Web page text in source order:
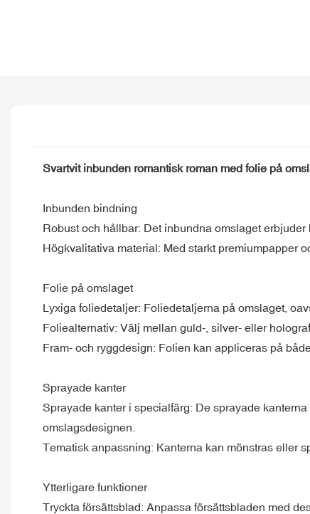
Svartvit inbunden romantisk roman med folie på
Inbunden bindning
Robust och hållbar: Det inbundna omslaget
Högkvalitativa material: Med starkt premiumpapper
Folie på omslaget
Lyxiga foliedetaljer: Foliedetaljerna på omslaget,
Foliealternativ: Välj mellan guld-, silver- eller
Fram- och ryggdesign: Folien kan appliceras på
Sprayade kanter
Sprayade kanter i specialfärg: De sprayade
omslagsdesignen.
Tematisk anpassning: Kanterna kan mönstras eller
Ytterligare funktioner
Tryckta försättsblad: Anpassa försättsbladen med